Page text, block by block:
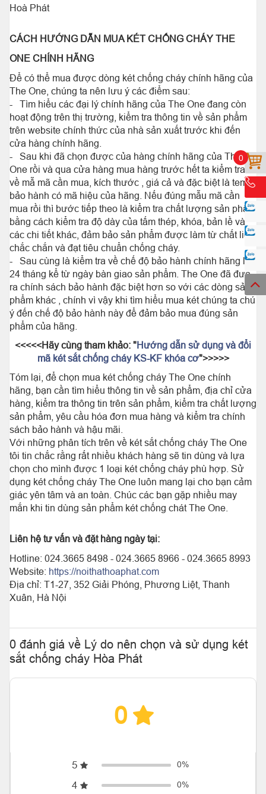
0
Hoà Phát
CÁCH HƯỚNG DẪN MUA KÉT CHỐNG CHÁY THE
ONE CHÍNH HÃNG
Để có thể mua được dòng két chống cháy chính hãng của
The One, chúng ta nên lưu ý các điểm sau:
- Tìm hiểu các đại lý chính hãng của The One đang còn
hoạt động trên thị trường, kiểm tra thông tin về sản phẩm
trên website chính thức của nhà sản xuất trước khi đến
cửa hàng chính hãng.
- Sau khi đã chọn được của hàng chính hãng của The
One rồi và qua cửa hàng mua hàng trước hết ta kiểm tra
về mẫ mã cần mua, kích thước , giá cả và đặc biệt là tem
bảo hành có mã hiệu của hãng. Nếu đúng mẫu mã cần
mua rồi thì bước tiếp theo là kiểm tra chất lượng sản phẩm
bằng cách kiểm tra độ dày của tấm thép, khóa, bản lề và
các chi tiết khác, đảm bảo sản phẩm được làm từ chất liệu
chắc chắn và đạt tiêu chuẩn chống cháy.
- Sau cùng là kiểm tra về chế độ bảo hành chính hãng là
24 tháng kể từ ngày bàn giao sản phẩm. The One đã đưa
ra chính sách bảo hành đặc biệt hơn so với các dòng sản
phẩm khác , chính vì vậy khi tìm hiểu mua két chúng ta chú
ý đến chế độ bảo hành này để đảm bảo mua đúng sản
phẩm của hãng.
<<<<<Hãy cùng tham khảo: "Hướng dẫn sử dụng và đổi
mã két sắt chống cháy KS-KF khóa cơ">>>>>
Tóm lại, để chọn mua két chống cháy The One chính
hãng, bạn cần tìm hiểu thông tin về sản phẩm, địa chỉ cửa
hàng, kiểm tra thông tin trên sản phẩm, kiểm tra chất lượng
sản phẩm, yêu cầu hóa đơn mua hàng và kiểm tra chính
sách bảo hành và hậu mãi.
Với những phân tích trên về két sắt chống cháy The One
tôi tin chắc rằng rất nhiều khách hàng sẽ tin dùng và lựa
chọn cho mình được 1 loại két chống cháy phù hợp. Sử
dụng két chống cháy The One luôn mang lại cho bạn cảm
giác yên tâm và an toàn. Chúc các bạn gặp nhiều may
mắn khi tin dùng sản phẩm két chống chát The One.
Liên hệ tư vấn và đặt hàng ngày tại:
Hotline: 024.3665 8498 - 024.3665 8966 - 024.3665 8993
Website: https://noithathoaphat.com
Địa chỉ: T1-27, 352 Giải Phóng, Phương Liệt, Thanh
Xuân, Hà Nội
0 đánh giá về Lý do nên chọn và sử dụng két
sắt chống cháy Hòa Phát
0
5 0%
4 0%